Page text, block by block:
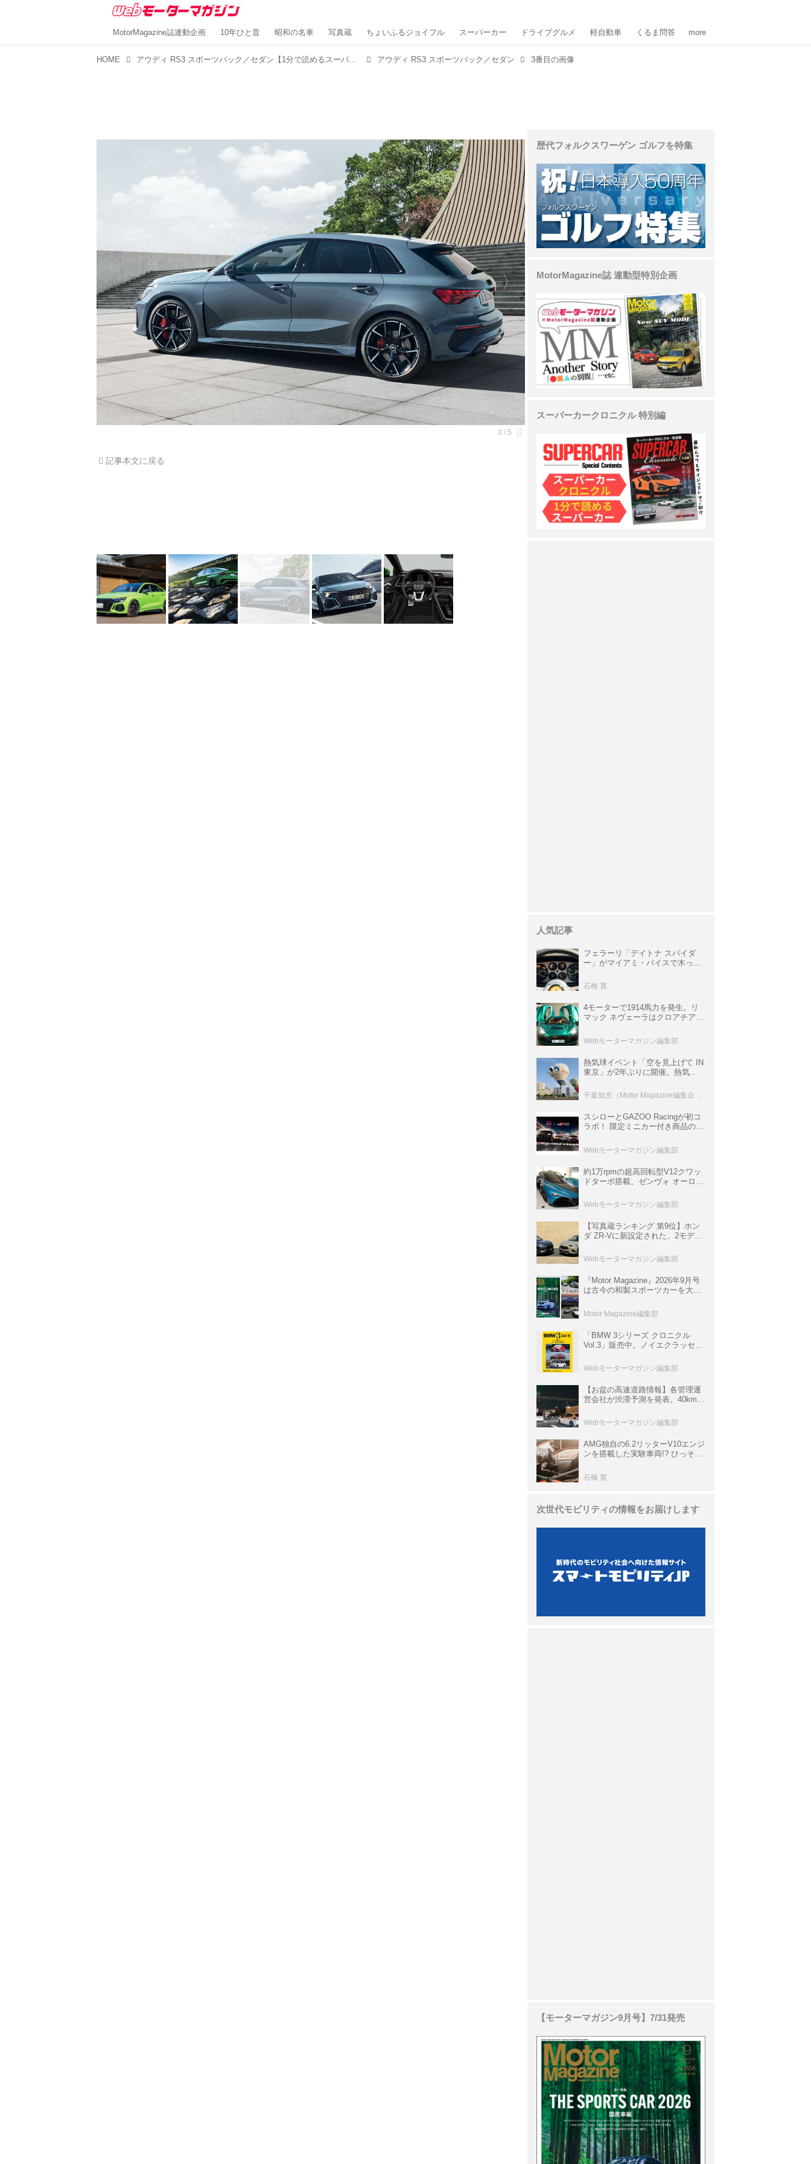
MotorMagazine誌連動企画 10年ひと昔 昭和の名車 写真蔵 ちょいふるジョイフル スーパーカー ドライブグルメ 軽自動車 くるま問答 more
HOME アウディ RS3 スポーツバック／セダン【1分で読めるスーパーカー解説／2024年最新版】 アウディ RS3 スポーツバック／セダン 3番目の画像
記事本文に戻る
歴代フォルクスワーゲン ゴルフを特集
MotorMagazine誌 連動型特別企画
スーパーカークロニクル 特別編
人気記事
フェラーリ「デイトナ スパイダ
ー」がマイアミ・バイスで木っ端
サ」に化けた理由
石橋 寛
4モーターで1914馬力を発生。リ
マック ネヴェーラはクロアチア発
ロニクル・完全版／115】
Webモーターマガジン編集部
熱気球イベント「空を見上げて IN
東京」が2年ぶりに開催。熱気球
室などのコンテンツも
千葉知充（Motor Magazine編集企画室）
スシローとGAZOO Racingが初コ
ラボ！ 限定ミニカー付き商品の
ト体験があたる抽選企画などを展
開
Webモーターマガジン編集部
約1万rpmの超高回転型V12クワッ
ドターボ搭載、ゼンヴォ オーロラ
イパーカー【スーパーカークロニ
クル・完全版／116】
Webモーターマガジン編集部
【写真蔵ランキング 第9位】ホン
ダ ZR-Vに新設定された、2モデル
グ」と「ブラックスタイル」
Webモーターマガジン編集部
『Motor Magazine』2026年9月号
は古今の和製スポーツカーを大特
情報も満載
Motor Magazine編集部
「BMW 3シリーズ クロニクル
Vol.3」販売中。ノイエクラッセか
ムック
Webモーターマガジン編集部
【お盆の高速道路情報】各管理運
営会社が渋滞予測を発表。40km以
数ある
Webモーターマガジン編集部
AMG独自の6.2リッターV10エンジ
ンを搭載した実験車両!? ひっそり
P900 プロトタイプ」とは
石橋 寛
次世代モビリティの情報をお届けします
【モーターマガジン9月号】7/31発売